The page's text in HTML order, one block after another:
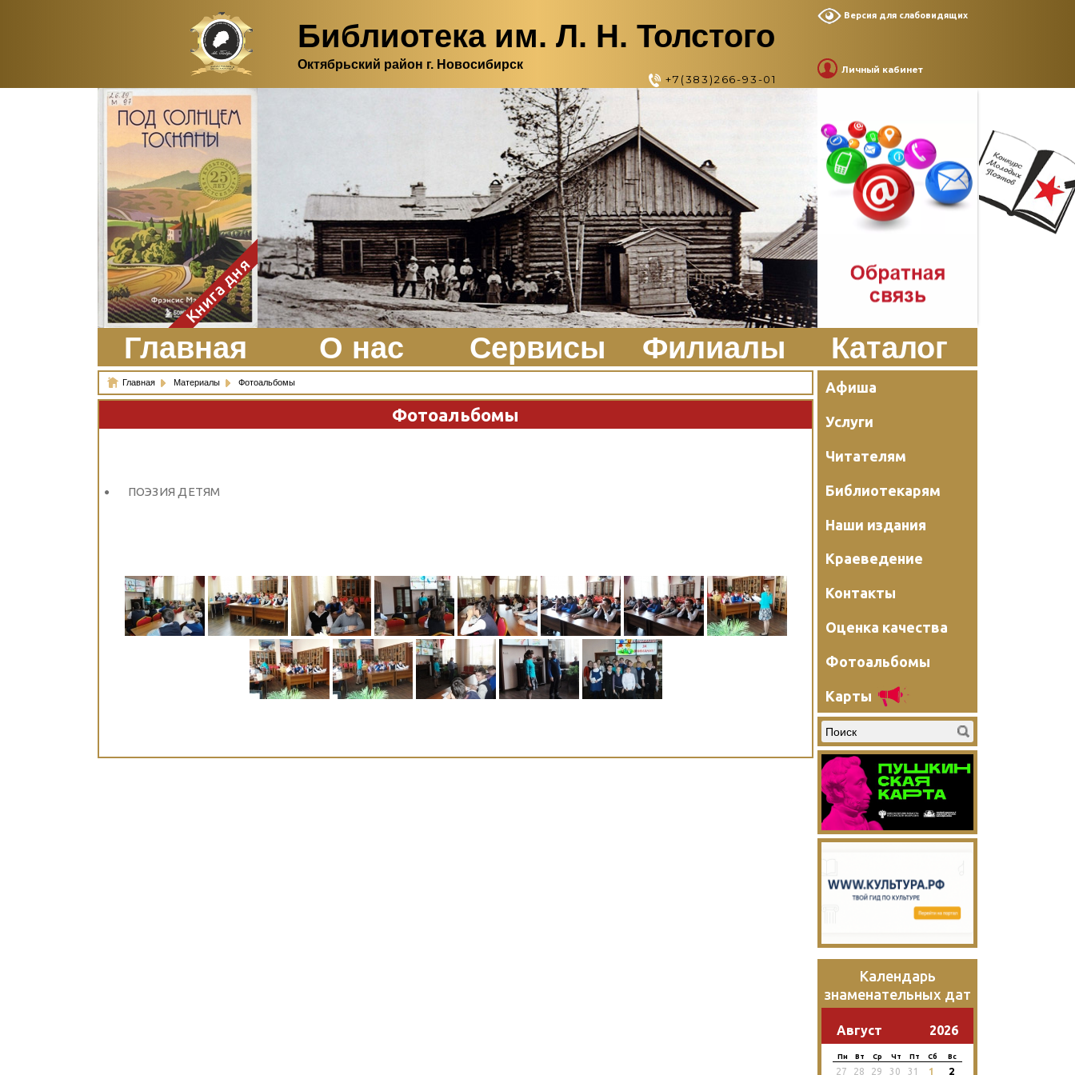
Библиотека им. Л. Н. Толстого
Октябрьский район г. Новосибирск
+7(383)266-93-01
Версия для слабовидящих
Личный кабинет
Здесь, в своем
итальянском доме, я вновь
испытала первичную
радость единения с
природой. Дом открыт
для бабочек, стрекоз, пчёл
или всех, кто пожелает
влететь в одно окно и
вылететь из другого. Едим
мы почти всегда во
дворе. Во мне настолько
возродился здравый
смысл моей матери -
умение наслаждаться
настоящим и не спешить, -
что даже нашлось время
отполировать до блеска
оконное стекло.
ЗаказатьКнига дня
Главная О нас Сервисы Филиалы Каталог
Главная Материалы Фотоальбомы
Фотоальбомы
ПОЭЗИЯ ДЕТЯМ
Афиша
Услуги
Читателям
Библиотекарям
Наши издания
Краеведение
Контакты
Оценка качества
Фотоальбомы
Карты
Календарь
знаменательных дат
Август 2026
Пн Вт Ср Чт Пт Сб Вс
27 28 29 30 31 1 2